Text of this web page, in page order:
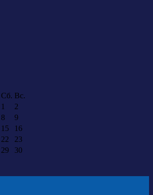
Сб. Вс.
1
2
8
9
15
16
22
23
29
30